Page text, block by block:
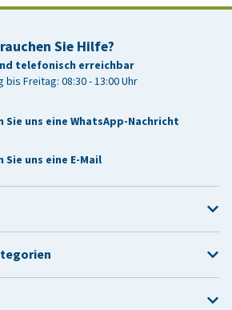
Sie Hilfe?
telefonisch erreichbar
bis Freitag: 08:30 - 13:00 Uhr
Sie uns eine WhatsApp-Nachricht
Sie uns eine E-Mail